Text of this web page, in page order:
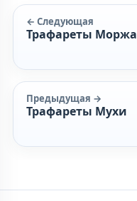
← Следующая
Трафареты Моржа
Предыдущая →
Трафареты Мухи